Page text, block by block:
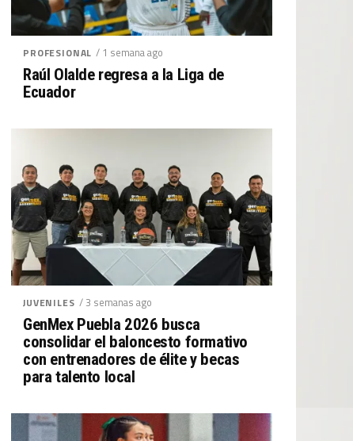
PROFESIONAL / 1 semana ago
Raúl Olalde regresa a la Liga de
Ecuador
JUVENILES / 3 semanas ago
GenMex Puebla 2026 busca
consolidar el baloncesto formativo
con entrenadores de élite y becas
para talento local